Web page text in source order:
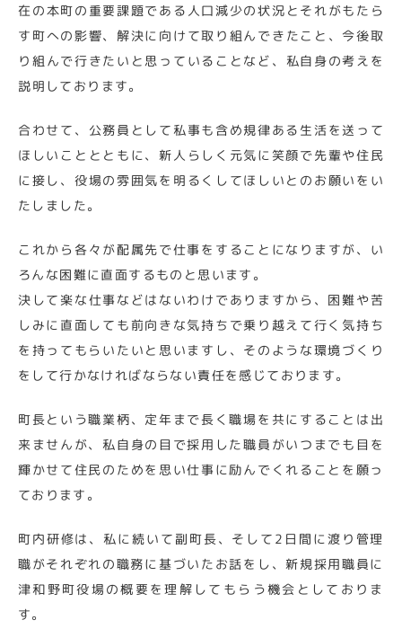
在の本町の重要課題である人口減少の状況とそれがもたら
す町への影響、解決に向けて取り組んできたこと、今後取
り組んで行きたいと思っていることなど、私自身の考えを
説明しております。
合わせて、公務員として私事も含め規律ある生活を送って
ほしいこととともに、新人らしく元気に笑顔で先輩や住民
に接し、役場の雰囲気を明るくしてほしいとのお願いをい
たしました。
これから各々が配属先で仕事をすることになりますが、い
ろんな困難に直面するものと思います。
決して楽な仕事などはないわけでありますから、困難や苦
しみに直面しても前向きな気持ちで乗り越えて行く気持ち
を持ってもらいたいと思いますし、そのような環境づくり
をして行かなければならない責任を感じております。
町長という職業柄、定年まで長く職場を共にすることは出
来ませんが、私自身の目で採用した職員がいつまでも目を
輝かせて住民のためを思い仕事に励んでくれることを願っ
ております。
町内研修は、私に続いて副町長、そして2日間に渡り管理
職がそれぞれの職務に基づいたお話をし、新規採用職員に
津和野町役場の概要を理解してもらう機会としておりま
す。